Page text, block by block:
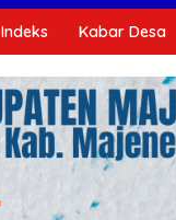
Indeks Kabar Desa